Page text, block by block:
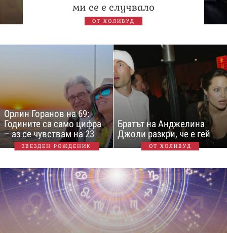
ми се е случвало
ОТ ХОЛИВУД
Орлин Горанов на 69:
Годините са само цифра
– аз се чувствам на 23
ЗВЕЗДЕН РОЖДЕНИК
Братът на Анджелина
Джоли разкри, че е гей
ОТ ХОЛИВУД